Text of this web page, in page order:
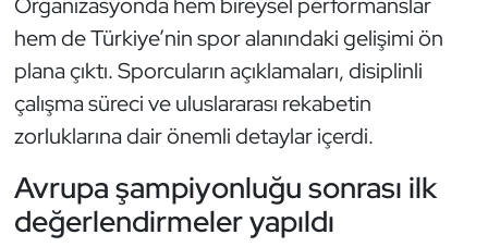
hem de Türkiye’nin spor alanındaki gelişimi ön
plana çıktı. Sporcuların açıklamaları, disiplinli
çalışma süreci ve uluslararası rekabetin
zorluklarına dair önemli detaylar içerdi.
Avrupa şampiyonluğu sonrası ilk
değerlendirmeler yapıldı
Golf
Güreş
Halter
Hava Sporları
Hentbol